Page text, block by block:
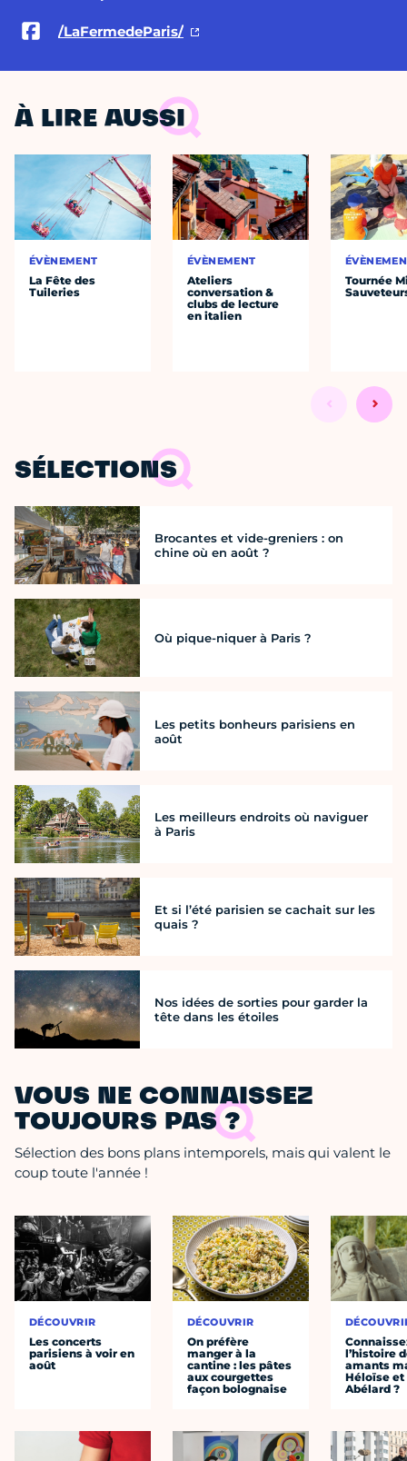
/LaFermedeParis/
À LIRE AUSSI
ÉVÈNEMENT
La Fête des
Tuileries
ÉVÈNEMENT
Ateliers
conversation &
clubs de lecture
en italien
Tournée
SÉLECTIONS
Brocantes et vide-greniers : on
chine où en août ?
Où pique-niquer à Paris ?
Les petits bonheurs parisiens en
août
Les meilleurs endroits où naviguer
à Paris
Et si l’été parisien se cachait sur les
quais ?
Nos idées de sorties pour garder la
tête dans les étoiles
VOUS NE CONNAISSEZ
TOUJOURS PAS ?
Sélection des bons plans intemporels, mais qui valent le
coup toute l'année !
DÉCOUVRIR
Les concerts
parisiens à voir en
août
DÉCOUVRIR
On préfère
manger à la
cantine : les pâtes
aux courgettes
façon bolognaise
l’histoire
amants
Héloïse et
Abélard ?